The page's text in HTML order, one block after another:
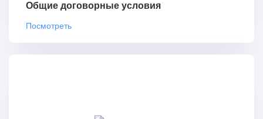
Общие договорные условия
Посмотреть